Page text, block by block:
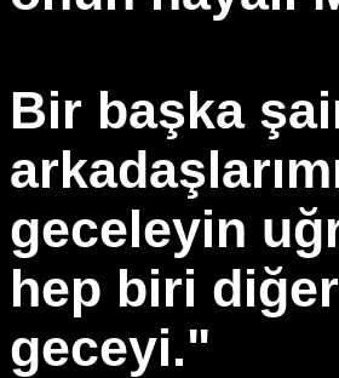
Bir başka
geceleyin
hep biri
geceyi."